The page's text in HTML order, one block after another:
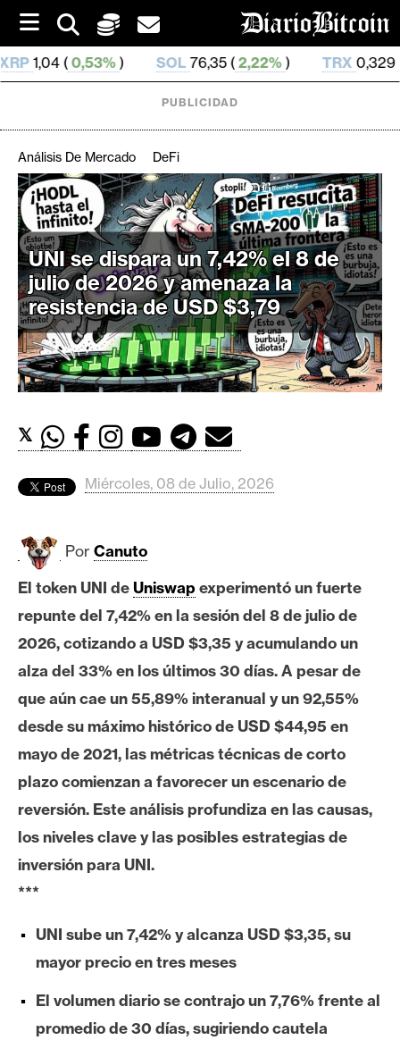
i
p
t
o
SOL 76,35 (2,22%) TRX 0,329 69 ( 0,73%)
C
r
i
p
t
o
M
e
r
d
s
B
t
c
o
i
n
E
e
r
e
I
A
PUBLICIDAD
Análisis De Mercado DeFi
UNI se dispara un 7,42% el 8 de
julio de 2026 y amenaza la
resistencia de USD $3,79
𝕏
Miércoles, 08 de Julio, 2026
Por Canuto
El token UNI de Uniswapexperimentó un fuerte
repunte del 7,42% en la sesión del 8 de julio de
2026, cotizando a USD $3,35 y acumulando un
alza del 33% en los últimos 30 días. A pesar de
que aún cae un 55,89% interanual y un 92,55%
desde su máximo histórico de USD $44,95 en
mayo de 2021, las métricas técnicas de corto
plazo comienzan a favorecer un escenario de
reversión. Este análisis profundiza en las causas,
los niveles clave y las posibles estrategias de
inversión para UNI.
***
UNI sube un 7,42% y alcanza USD $3,35, su
mayor precio en tres meses
El volumen diario se contrajo un 7,76% frente al
promedio de 30 días, sugiriendo cautela